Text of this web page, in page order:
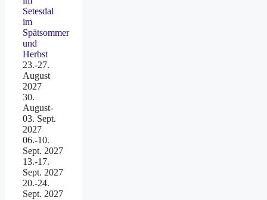
Setesdal
im
Spätsommer
und
Herbst
23.-27.
August
2027
30.
August-
03. Sept.
2027
06.-10.
Sept. 2027
13.-17.
Sept. 2027
20.-24.
Sept. 2027